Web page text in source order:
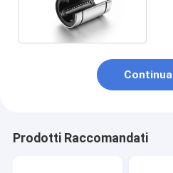
Continua
Prodotti Raccomandati